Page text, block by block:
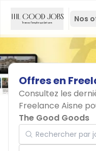
Nos
Offresen
Consultez les
Freelance Aisne
The Good Goods
Rechercher par
Localisation